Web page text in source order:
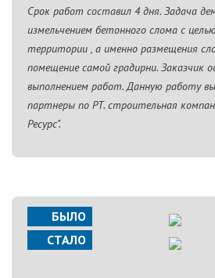
Срок работ составил 4 дня. Задача
измельчением бетонного слома с
территории , а именно размещения
помещение самой градирни. Заказчик
выполнением работ. Данную работу
партнеры по РТ. строительная
Ресурс".
БЫЛО
СТАЛО